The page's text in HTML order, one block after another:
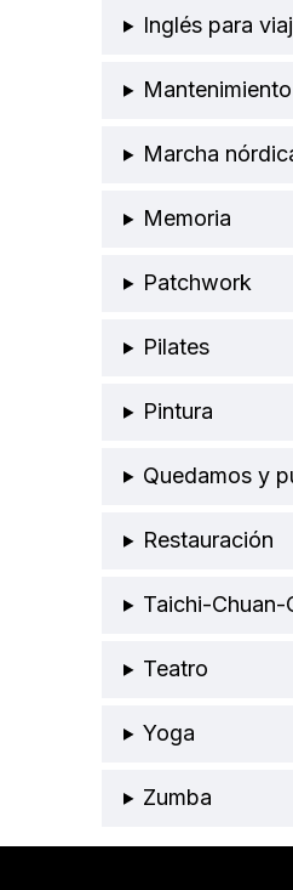
Inglés para
Mantenimiento
Marcha
Memoria
Patchwork
Pilates
Pintura
Quedamos y
Restauración
Taichi-Chuan-
Teatro
Yoga
Zumba